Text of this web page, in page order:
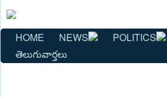
HOME NEWS POLITICS
తెలుగువార్తలు